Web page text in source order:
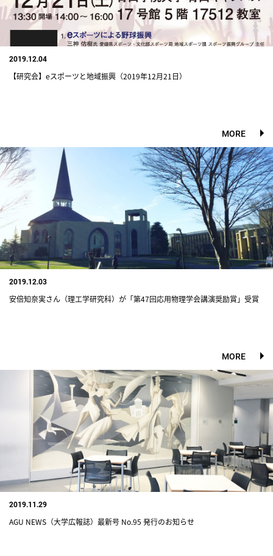
2019.12.04
【研究会】eスポーツと地域振興（2019年12月21日）
MORE
2019.12.03
安倍知奈実さん（理工学研究科）が「第47回応用物理学会講演奨励賞」受賞
MORE
2019.11.29
AGU NEWS（大学広報誌）最新号 No.95 発行のお知らせ